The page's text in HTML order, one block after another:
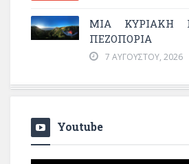
ΜΙΑ ΚΥΡΙΑΚΉ
ΠΕΖΟΠΟΡΊΑ
7 ΑΥΓΟΎΣΤΟΥ, 2026
Youtube